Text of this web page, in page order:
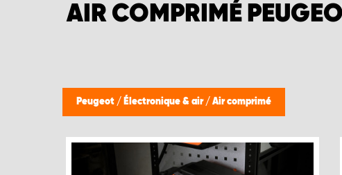
AIR COMPRIMÉ
Peugeot / Électronique & air / Air comprimé